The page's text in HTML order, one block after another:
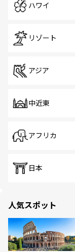
ハワイ
リゾート
アジア
中近東
アフリカ
日本
人気スポット